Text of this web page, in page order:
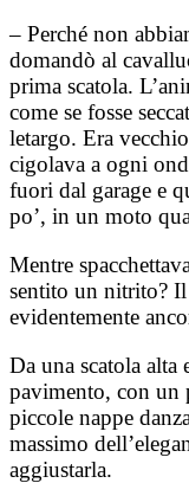
– Perché non
domandò al
prima scatola.
come se fosse
letargo. Era
cigolava a ogni
fuori dal garage e
po’, in un moto
Mentre
sentito un nitrito?
evidentemente
Da una scatola alta
pavimento, con un
piccole nappe
massimo
aggiustarla.